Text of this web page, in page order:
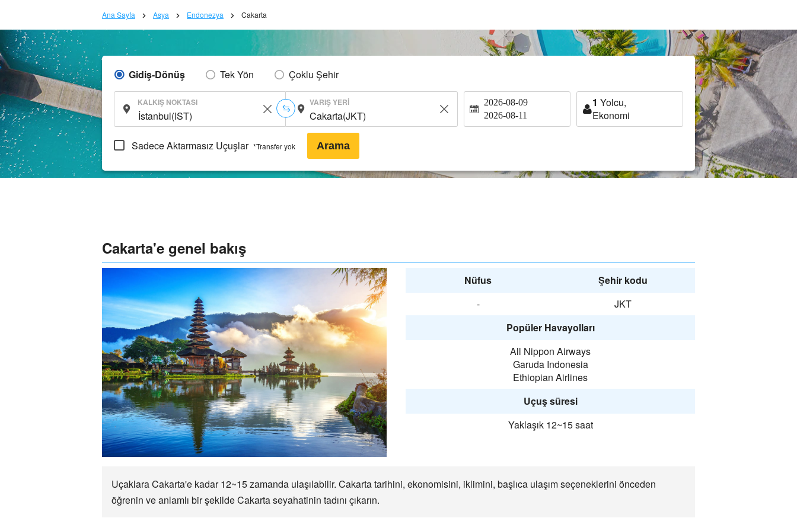
Ana Sayfa Asya Endonezya Cakarta
Gidiş-Dönüş Tek Yön Çoklu Şehir
KALKIŞ NOKTASI VARIŞ YERI 2026-08-09
2026-08-11
1 Yolcu,
Ekonomi
Sadece Aktarmasız Uçuşlar *Transfer yok Arama
Cakarta'e genel bakış
Nüfus
Şehir kodu
-
JKT
Popüler Havayolları
All Nippon Airways
Garuda Indonesia
Ethiopian Airlines
Uçuş süresi
Yaklaşık 12~15 saat
Uçaklara Cakarta'e kadar 12~15 zamanda ulaşılabilir. Cakarta tarihini, ekonomisini, iklimini, başlıca ulaşım seçeneklerini önceden
öğrenin ve anlamlı bir şekilde Cakarta seyahatinin tadını çıkarın.